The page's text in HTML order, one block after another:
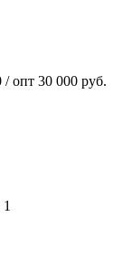
опт 30 000 руб.